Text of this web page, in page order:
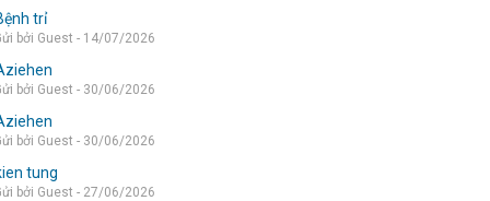
trỉ
bởi Guest - 14/07/2026
bởi Guest - 30/06/2026
bởi Guest - 30/06/2026
tung
bởi Guest - 27/06/2026